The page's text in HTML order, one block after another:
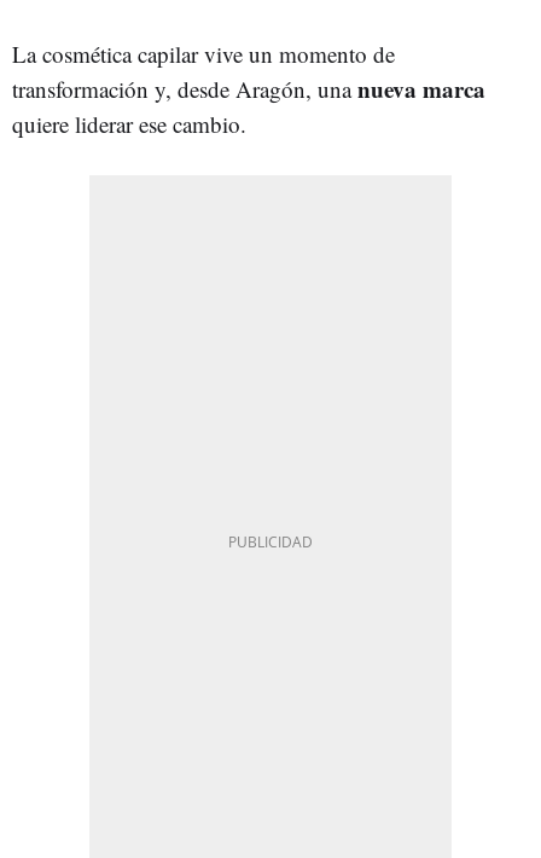
La cosmética capilar vive un momento de
transformación y, desde Aragón, unanueva marca
quiere liderar ese cambio.